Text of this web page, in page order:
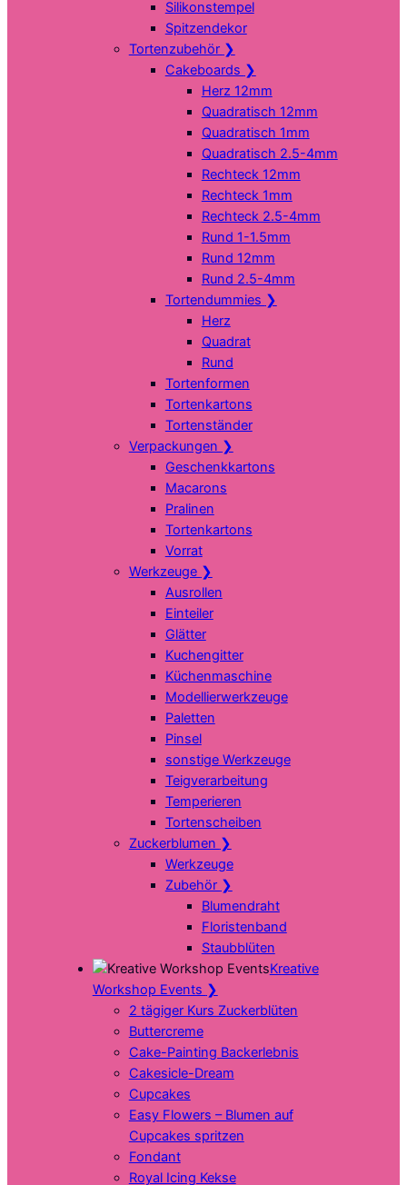
Silikonstempel
Spitzendekor
Tortenzubehör ❯
Cakeboards ❯
Herz 12mm
Quadratisch 12mm
Quadratisch 1mm
Quadratisch 2.5-4mm
Rechteck 12mm
Rechteck 1mm
Rechteck 2.5-4mm
Rund 1-1.5mm
Rund 12mm
Rund 2.5-4mm
Tortendummies ❯
Herz
Quadrat
Rund
Tortenformen
Tortenkartons
Tortenständer
Verpackungen ❯
Geschenkkartons
Macarons
Pralinen
Tortenkartons
Vorrat
Werkzeuge ❯
Ausrollen
Einteiler
Glätter
Kuchengitter
Küchenmaschine
Modellierwerkzeuge
Paletten
Pinsel
sonstige Werkzeuge
Teigverarbeitung
Temperieren
Tortenscheiben
Zuckerblumen ❯
Werkzeuge
Zubehör ❯
Blumendraht
Floristenband
Staubblüten
Kreative
Workshop Events ❯
2 tägiger Kurs Zuckerblüten
Buttercreme
Cake-Painting Backerlebnis
Cakesicle-Dream
Cupcakes
Easy Flowers – Blumen auf
Cupcakes spritzen
Fondant
Royal Icing Kekse